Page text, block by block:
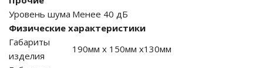
установки
Уровень шума Менее 40 дБ
Физические характеристики
Габариты
изделия
190мм х 150мм х130мм